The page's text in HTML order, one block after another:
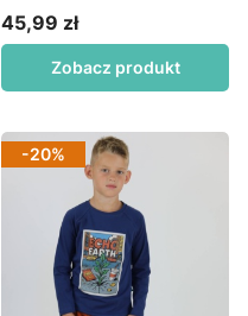
Cena
45,99 zł
Zobacz produkt
-20%